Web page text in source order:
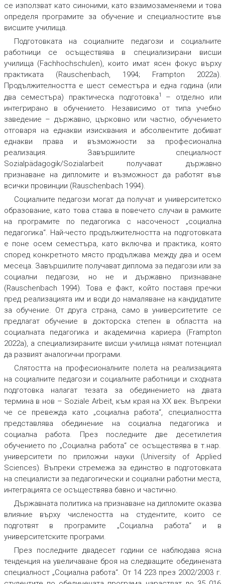
се използват като синоними, като взаимозаменяеми и това
определя програмите за обучение и специалностите във
висшите училища.
Подготовката на социалните педагози и социалните
работници се осъществява в специализирани висши
училища (Fachhochschulen), които имат ясен фокус върху
практиката (Rauschenbach, 1994; Frampton 2022a).
Продължителността е шест семестъра и една година (или
два семестъра) практическа подготовка1 – отделно или
интегрирано в обучението. Независимо от типа учебно
заведение – държавно, църковно или частно, обучението
отговаря на еднакви изисквания и абсолвентите добиват
еднакви права и възможности за професионална
реализация. Завършилите специалност
Sozialpädagogik/Sozialarbeit получават държавно
признаване на дипломите и възможност да работят във
всички провинции (Rauschenbach 1994).
Социалните педагози могат да получат и университетско
образование, като това става в повечето случаи в рамките
на програмите по педагогика с насоченост „социална
педагогика“. Най-често продължителността на подготовката
е поне осем семестъра, като включва и практика, която
според конкретното място продължава между два и осем
месеца. Завършилите получават диплома за педагози или за
социални педагози, но не и държавно признаване
(Rauschenbach 1994). Това е факт, който поставя пречки
пред реализацията им и води до намаляване на кандидатите
за обучение. От друга страна, само в университетите се
предлагат обучение в докторска степен в областта на
социалната педагогика и академична кариера (Frampton
2022a), а специализираните висши училища нямат потенциал
да развият аналогични програми.
Слятостта на професионалните полета на реализацията
на социалните педагози и социалните работници и сходната
подготовка налагат тезата за обединението на двата
термина в нов – Soziale Arbeit, към края на ХХ век. Въпреки
че се превежда като „социална работа“, специалността
представлява обединение на социална педагогика и
социална работа. През последните две десетилетия
обучението по „Социална работа“ се осъществява в т.нар.
университети по приложни науки (University of Applied
Sciences). Въпреки стремежа за единство в подготовката
на специалисти за педагогически и социални работни места,
интеграцията се осъществява бавно и частично.
Държавната политика на признаване на дипломите оказва
влияние върху числеността на студентите, които се
подготвят в програмите „Социална работа“ и в
университетските програми.
През последните двадесет години се наблюдава ясна
тенденция на увеличаване броя на следващите обединената
специалност „Социална работа“. От 14 223 през 2002/2003 г.